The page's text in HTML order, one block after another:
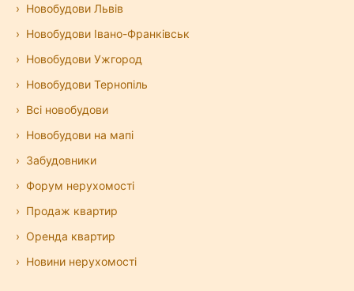
Новобудови Львів
Новобудови Івано-Франківськ
Новобудови Ужгород
Новобудови Тернопіль
Всі новобудови
Новобудови на мапі
Забудовники
Форум нерухомості
Продаж квартир
Оренда квартир
Новини нерухомості